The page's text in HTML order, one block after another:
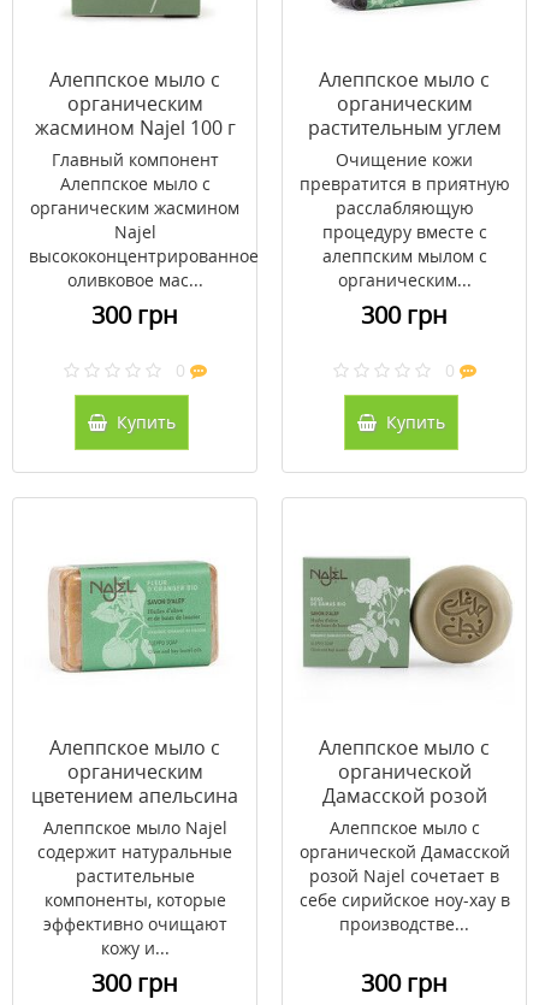
Алеппское мыло с
органическим
жасмином Najel 100 г
Главный компонент
Алеппское мыло с
органическим жасмином
Najel
высококонцентрированное
оливковое мас...
300 грн
0
Купить
Алеппское мыло с
органическим
растительным углем
Najel 100 г
Очищение кожи
превратится в приятную
расслабляющую
процедуру вместе с
алеппским мылом с
органическим...
300 грн
0
Купить
Алеппское мыло с
органическим
цветением апельсина
Najel 100 г
Алеппское мыло Najel
содержит натуральные
растительные
компоненты, которые
эффективно очищают
кожу и...
300 грн
Алеппское мыло с
органической
Дамасской розой
Najel 100 г
Алеппское мыло с
органической Дамасской
розой Najel сочетает в
себе сирийское ноу-хау в
производстве...
300 грн